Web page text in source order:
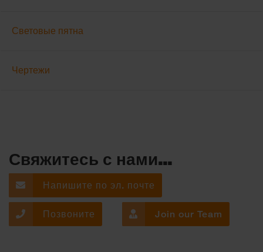
Световые пятна
Чертежи
Свяжитесь с нами...
Напишите по эл. почте
Позвоните Join our Team